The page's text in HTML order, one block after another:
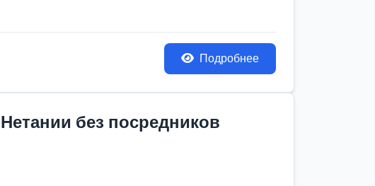
Подробнее
без посредников